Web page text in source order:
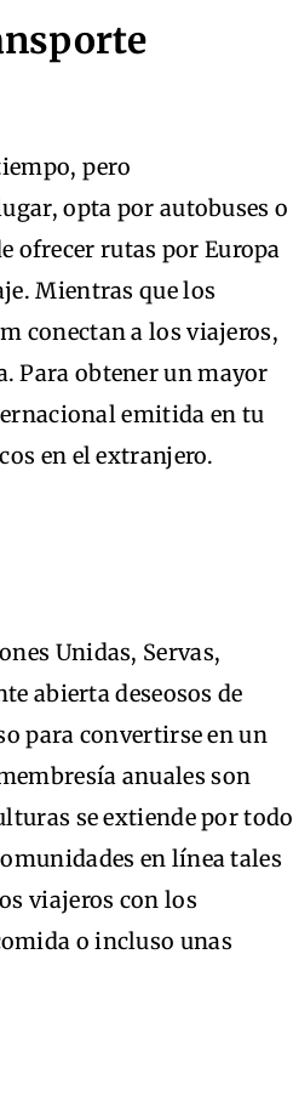
pero
opta por autobuses o
ofrecer rutas por Europa
Mientras que los
conectan a los viajeros,
Para obtener un mayor
emitida en tu
en el extranjero.
Unidas, Servas,
abierta deseosos de
para convertirse en un
anuales son
se extiende por todo
en línea tales
viajeros con los
o incluso unas